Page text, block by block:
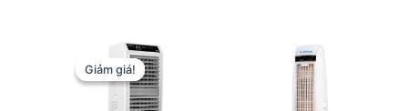
2.850.000 ₫.là:
2.420.000 ₫.
5.029.000 ₫.
Giảm giá!
Giảm giá!